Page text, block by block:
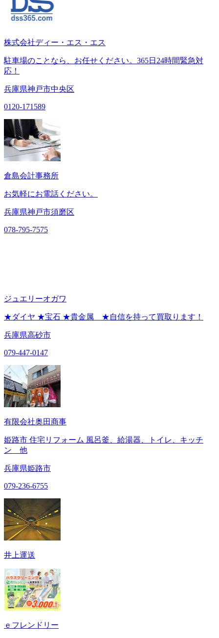
株式会社ディー・エス・エス
駐車場のことなら、お任せください。365日24時間緊急対
応！
兵庫県神戸市中央区
0120-171589
倉島会計事務所
お気軽にお電話ください。
兵庫県神戸市須磨区
078-795-7575
ジュエリーオガワ
★ダイヤ ★宝石 ★貴金属 ★自信を持って買取ります！
兵庫県高砂市
079-447-0147
有限会社奥田商事
姫路市 住宅リフォーム 風呂釜、給湯器、トイレ、キッチ
ン 他
兵庫県姫路市
079-236-6755
井上運送
ｅフレンドリー